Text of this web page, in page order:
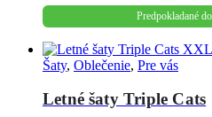
Predpokladané
Šaty, Oblečenie, Pre vás
Letné šaty Triple Cats